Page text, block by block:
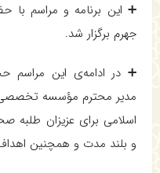
➕ این برنامه و مراسم با
جهرم برگزار شد.
➕ در ادامه‌ی این مراسم
مدیر محترم مؤسسه تخصصی
اسلامی برای عزیزان طلبه
و بلند مدت و همچنین اهداف